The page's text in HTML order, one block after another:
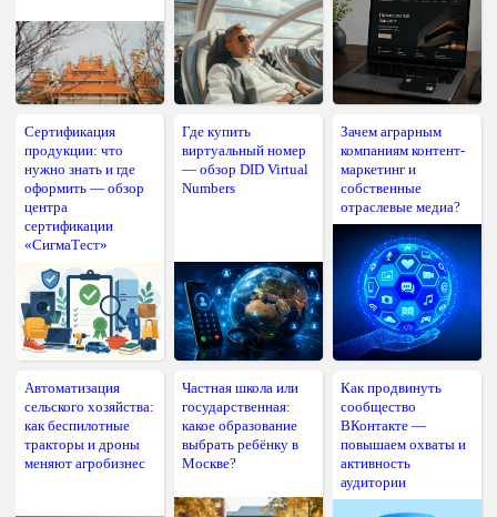
Сертификация
продукции: что
нужно знать и где
оформить — обзор
центра
сертификации
«СигмаТест»
Где купить
виртуальный номер
— обзор DID Virtual
Numbers
Зачем аграрным
компаниям контент-
маркетинг и
собственные
отраслевые медиа?
Автоматизация
сельского хозяйства:
как беспилотные
тракторы и дроны
меняют агробизнес
Частная школа или
государственная:
какое образование
выбрать ребёнку в
Москве?
Как продвинуть
сообщество
ВКонтакте —
повышаем охваты и
активность
аудитории